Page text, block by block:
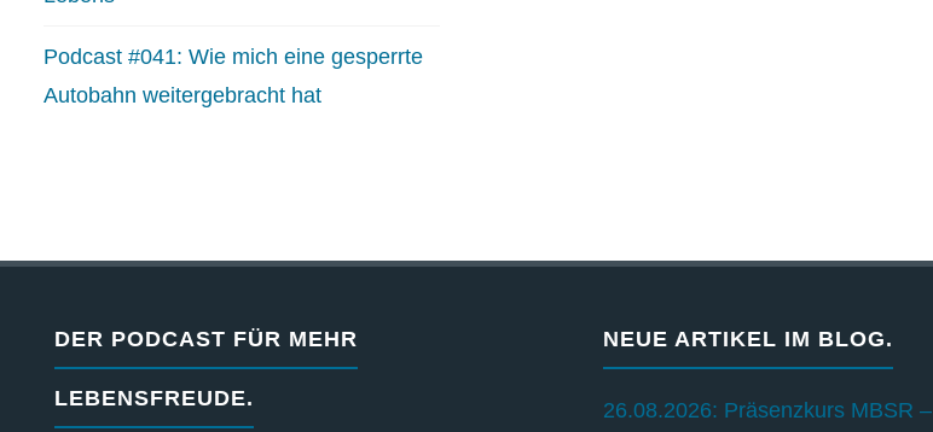
Podcast #041: Wie mich eine gesperrte
Autobahn weitergebracht hat
DER PODCAST FÜR MEHR
LEBENSFREUDE.
NEUE ARTIKEL IM BLOG.
26.08.2026: Präsenzkurs MBSR –